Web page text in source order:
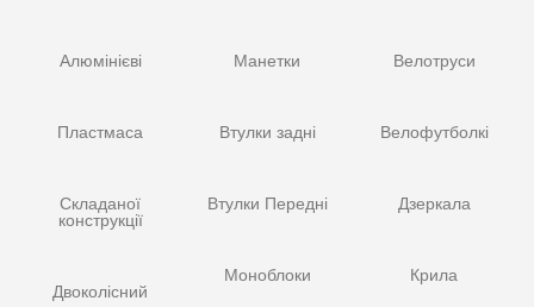
Алюмінієві
Пластмаса
Складаної
конструкції
Двоколісний
Манетки
Втулки задні
Втулки Передні
Моноблоки
Велотруси
Велофутболкі
Дзеркала
Крила